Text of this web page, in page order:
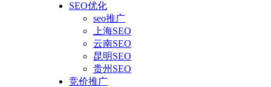
SEO优化
seo推广
上海SEO
云南SEO
昆明SEO
贵州SEO
竞价推广